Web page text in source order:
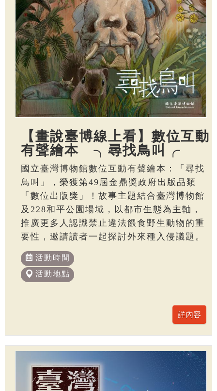
【畫說臺博線上看】數位互動
有聲繪本 ╮尋找鳥叫╭
國立臺灣博物館數位互動有聲繪本：「尋找
鳥叫」，榮獲第49屆金鼎獎政府出版品類
「數位出版獎」！故事主題結合臺灣博物館
及228和平公園場域，以都市生態為主軸，
推廣更多人認識禁止違法餵食野生動物的重
要性，邀請讀者一起探討外來種入侵議題。
活動時間
活動地點